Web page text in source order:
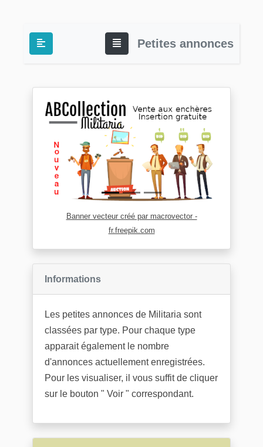
Petites annonces
Banner vecteur créé par macrovector -
fr.freepik.com
Informations
Les petites annonces de Militaria sont
classées par type. Pour chaque type
apparait également le nombre
d'annonces actuellement enregistrées.
Pour les visualiser, il vous suffit de cliquer
sur le bouton " Voir " correspondant.